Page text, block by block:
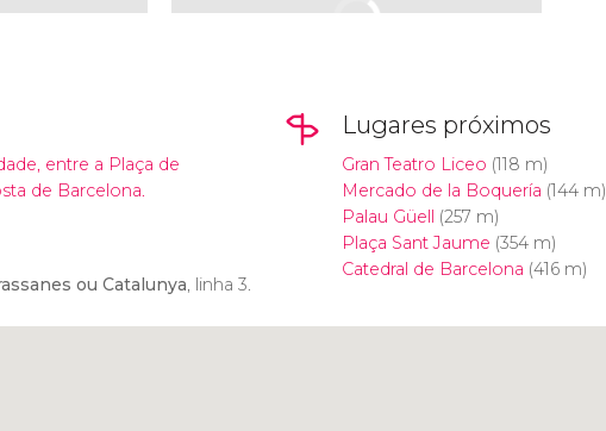
entre a Plaça de
de Barcelona.
ou Catalunya, linha 3.
Lugares próximos
Gran Teatro Liceo (118 m)
Mercado de la Boquería (144 m)
Palau Güell
(257 m)
Plaça Sant Jaume (354 m)
Catedral de Barcelona (416 m)